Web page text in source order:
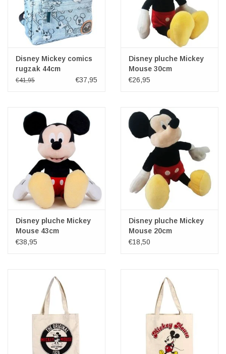
Disney Mickey comics
rugzak 44cm
€41,95 €37,95
Disney pluche Mickey
Mouse 30cm
€26,95
Disney pluche Mickey
Mouse 43cm
€38,95
Disney pluche Mickey
Mouse 20cm
€18,50